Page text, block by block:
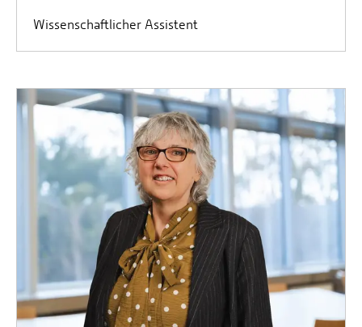
Wissenschaftlicher Assistent